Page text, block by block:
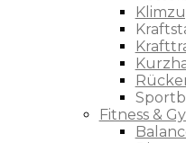
Fitness &